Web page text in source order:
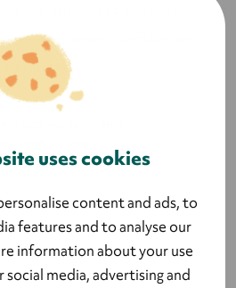
uses cookies
content and ads, to
features and to analyse our
information about your use
media, advertising and
presterat i jämförelse
EVS-enkät